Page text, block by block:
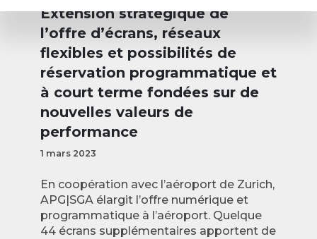
Extension stratégique de
l’offre d’écrans, réseaux
flexibles et possibilités de
réservation programmatique et
à court terme fondées sur de
nouvelles valeurs de
performance
1 mars 2023
En coopération avec l’aéroport de Zurich,
APG|SGA élargit l’offre numérique et
programmatique à l’aéroport. Quelque
44 écrans supplémentaires apportent de